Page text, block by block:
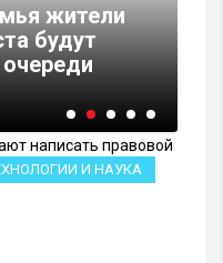
жители
будут
И НАУКА